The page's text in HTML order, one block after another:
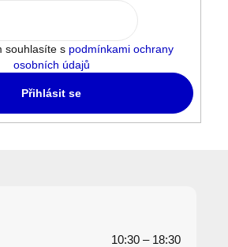
souhlasíte s podmínkami ochrany
osobních údajů
Přihlásit se
10:30 – 18:30